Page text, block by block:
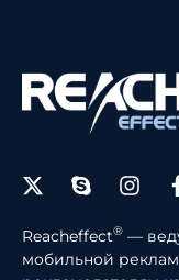
Reacheffect® —
мобильной